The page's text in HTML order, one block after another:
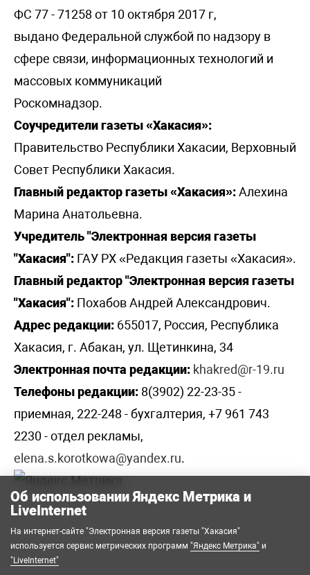
ФС 77 - 71258 от 10 октября 2017 г,
выдано Федеральной службой по надзору в
сфере связи, информационных технологий и
массовых коммуникаций
Роскомнадзор.
Соучредители газеты «Хакасия»:
Правительство Республики Хакасии, Верховный
Совет Республики Хакасия.
Главный редактор газеты «Хакасия»:Алехина
Марина Анатольевна.
Учредитель "Электронная версия газеты
"Хакасия": ГАУ РХ «Редакция газеты «Хакасия».
Главный редактор "Электронная версия газеты
"Хакасия": Похабов Андрей Александрович.
Адрес редакции: 655017, Россия, Республика
Хакасия, г. Абакан, ул. Щетинкина, 34
Электронная почта редакции: khakred@r-19.ru
Телефоны редакции: 8(3902) 22-23-35 -
приемная, 222-248 - бухгалтерия, +7 961 743
2230 - отдел рекламы,
elena.s.korotkowa@yandex.ru.
Об использовании Яндекс Метрика и
LiveInternet
На интернет-сайте "Электронная версия газеты "Хакасия"
используется сервис метрических программ "Яндекс Метрика" и
"LiveInternet"